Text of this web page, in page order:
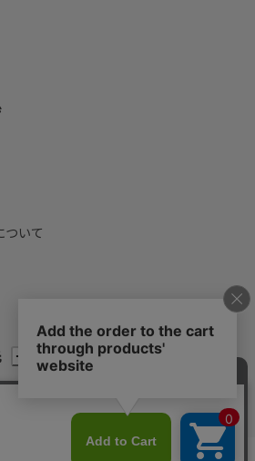
ついて
プライバシーポリシー
ッズ服の通販Circus All Rights reserved.